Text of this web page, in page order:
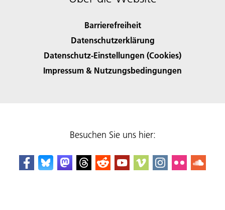
Barrierefreiheit
Datenschutzerklärung
Datenschutz-Einstellungen (Cookies)
Impressum & Nutzungsbedingungen
Besuchen Sie uns hier: